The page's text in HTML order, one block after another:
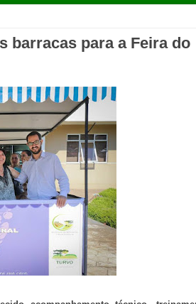
barracas para a Feira do